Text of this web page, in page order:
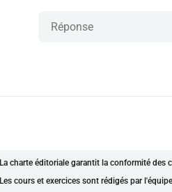
La charte éditoriale garantit la conformité
Les cours et exercices sont rédigés par